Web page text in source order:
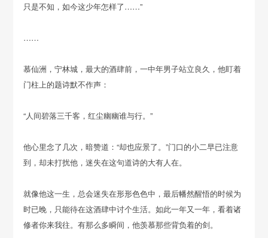
只是不知，如今这少年怎样了……”
……
慕仙洲，宁林城，最大的酒肆前，一中年男子站立良久，他盯着
门柱上的题诗默不作声：
“人间碧落三千客，红尘幽幽谁与行。”
他心里念了几次，暗赞道：“却也应景了。”门口的小二早已注意
到，却未打扰他，迷失在这句道诗的大有人在。
就像他这一生，总会迷失在形形色色中，最后幡然醒悟的时候为
时已晚，只能待在这酒肆中讨个生活。如此一年又一年，看着诸
修者你来我往。有那么多瞬间，他羡慕那些背负着的剑。